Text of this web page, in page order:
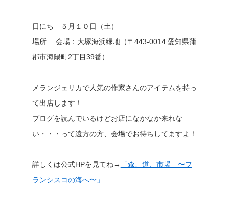
日にち ５月１０日（土）
場所 会場：大塚海浜緑地（〒443-0014 愛知県蒲
郡市海陽町2丁目39番）
メランジェリカで人気の作家さんのアイテムを持っ
て出店します！
ブログを読んでいるけどお店になかなか来れな
い・・・って遠方の方、会場でお待ちしてますよ！
詳しくは公式HPを見てね→
「森、道、市場 〜フ
ランシスコの海へ〜」